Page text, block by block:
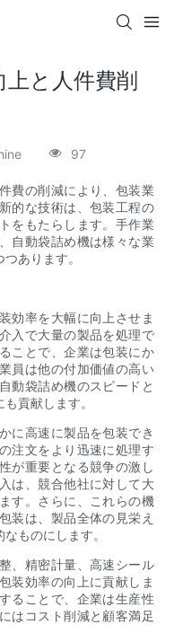
と人件費削
97
費の削減により、包装業
的な技術は、包装工程の
をもたらします。手作業
自動袋詰め機は様々な業
あります。
効率を大幅に向上させま
入で大量の製品を処理で
ことで、企業は包装にか
員は他の付加価値の高い
動袋詰め機のスピードと
貢献します。
に高速に製品を包装でき
注文をより迅速に処理す
が重要となる競争の激し
は、競合他社に対して大
す。さらに、これらの機
装は、製品全体の見栄え
ものにします。
、精密計量、高速シール
装効率の向上に貢献しま
ることで、企業は生産性
はコスト削減と顧客満足